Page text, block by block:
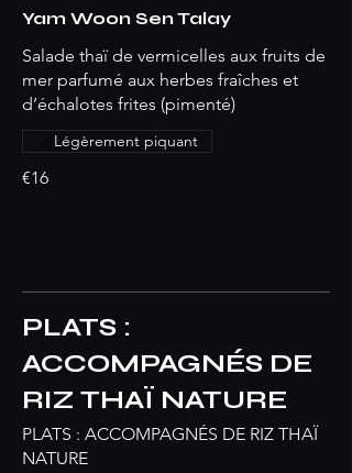
Yam Woon Sen Talay
Salade thaï de vermicelles aux fruits de
mer parfumé aux herbes fraîches et
d’échalotes frites (pimenté)
€16
Légèrement piquant
PLATS :
ACCOMPAGNÉS DE
RIZ THAÏ NATURE
PLATS : ACCOMPAGNÉS DE RIZ THAÏ
NATURE